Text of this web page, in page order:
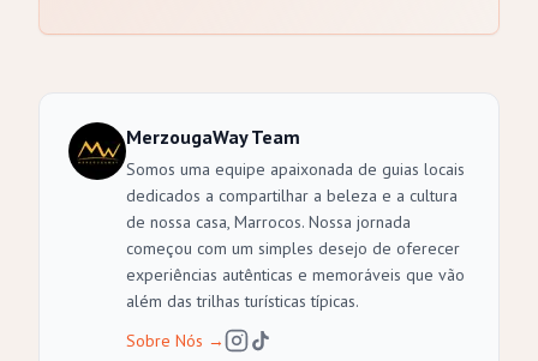
MerzougaWay Team
Somos uma equipe apaixonada de guias locais
dedicados a compartilhar a beleza e a cultura
de nossa casa, Marrocos. Nossa jornada
começou com um simples desejo de oferecer
experiências autênticas e memoráveis que vão
além das trilhas turísticas típicas.
Sobre Nós →